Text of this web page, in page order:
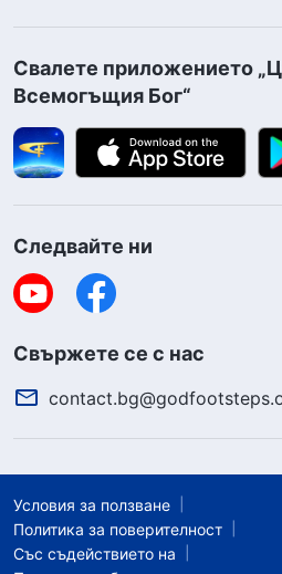
Свалете приложението
Всемогъщия Бог“
Следвайте ни
Свържете се с нас
Условия за ползване
Политика за поверителност
Със съдействието на